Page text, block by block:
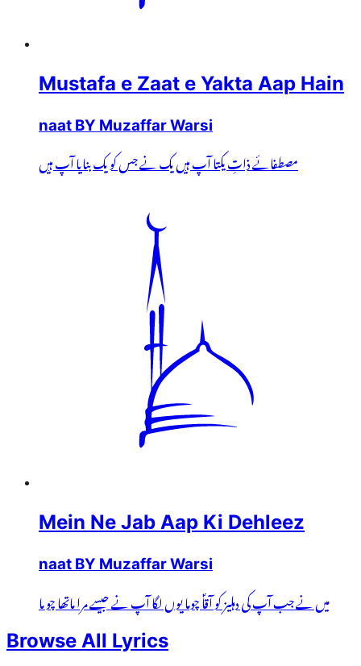
Mustafa e Zaat e Yakta Aap Hain
naat BY Muzaffar Warsi
مصطفائے ذاتِ یکتا آپ ہیں یک نے جس کو یک بنایا آپ ہیں
Mein Ne Jab Aap Ki Dehleez
naat BY Muzaffar Warsi
میں نے جب آپ کی دہلیز کو آقاؐ چوما یوں لگا آپ نے جیسے مرا ماتھا چو ما
Browse All Lyrics